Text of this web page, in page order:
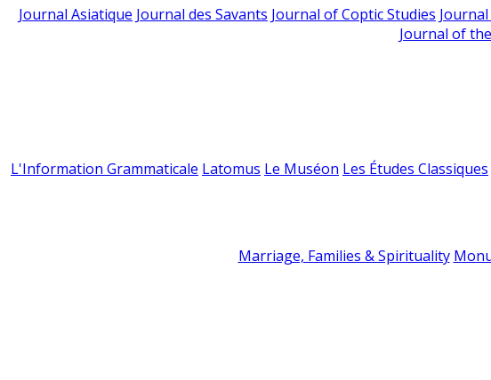
Journal Asiatique Journal des Savants Journal of Coptic Studies
Journal of
L'Information Grammaticale Latomus Le Muséon Les Études Classiques
Marriage, Families & Spirituality